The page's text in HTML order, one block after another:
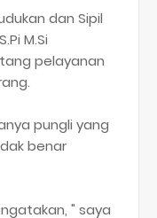
dan Sipil
M.Si
pelayanan
pungli yang
benar
" saya